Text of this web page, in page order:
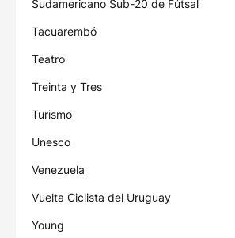
Sudamericano Sub-20 de Fútsal
Tacuarembó
Teatro
Treinta y Tres
Turismo
Unesco
Venezuela
Vuelta Ciclista del Uruguay
Young